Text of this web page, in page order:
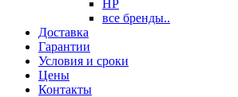
HP
все бренды..
Доставка
Гарантии
Условия и сроки
Цены
Контакты